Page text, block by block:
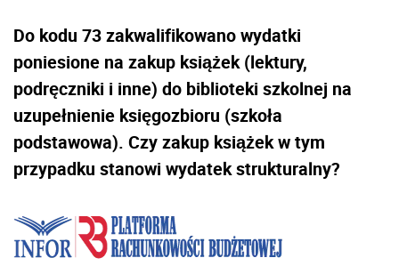
Do kodu 73 zakwalifikowano wydatki
poniesione na zakup książek (lektury,
podręczniki i inne) do biblioteki szkolnej na
uzupełnienie księgozbioru (szkoła
podstawowa). Czy zakup książek w tym
przypadku stanowi wydatek strukturalny?